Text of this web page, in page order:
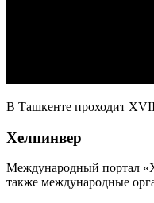
В Ташкенте проходит
Хелпинвер
Международный портал
также международные